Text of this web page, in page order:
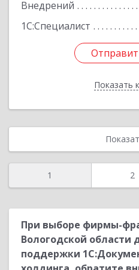
Внедрений
1С:Специалист
Показать
1 2
При выборе фирмы-
Вологодской области
поддержки